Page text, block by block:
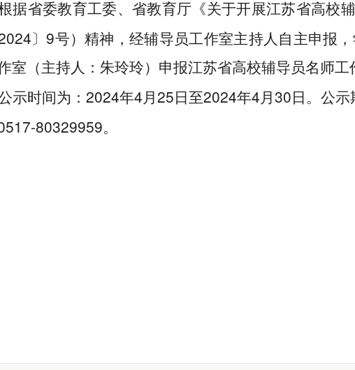
据省委教育工委、省教育厅《关于开展江苏省高校
〕9号）精神，经辅导员工作室主持人自主申报
室（主持人：朱玲玲）申报江苏省高校辅导员名师工
示时间为： 2024年4月 25 日至2024年4月 30 日。公
80329959。